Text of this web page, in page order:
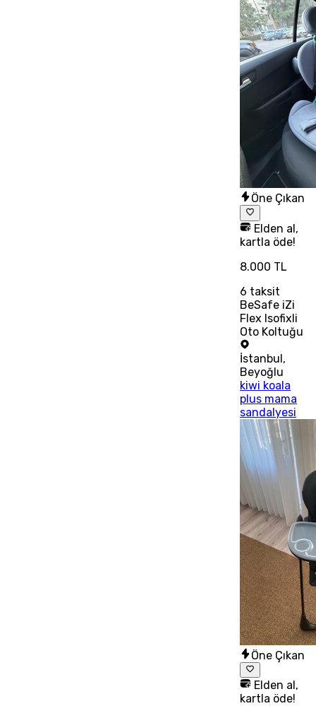
Öne Çıkan
Elden al,
kartla öde!
8.000 TL
6 taksit
BeSafe iZi
Flex Isofixli
Oto Koltuğu
İstanbul,
Beyoğlu
kiwi koala
plus mama
sandalyesi
Öne Çıkan
Elden al,
kartla öde!